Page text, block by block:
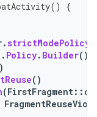
() {
.strictModePolicy
. Policy. Builder()
()
(FirstFragment::